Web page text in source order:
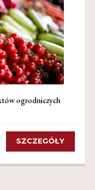
ogrodniczych
SZCZEGÓŁY